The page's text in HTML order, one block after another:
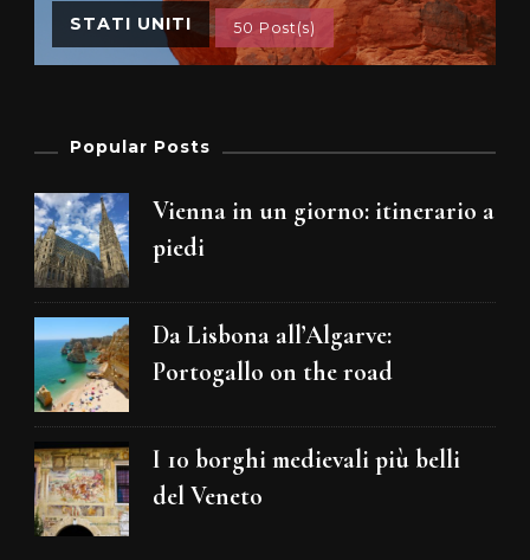
STATI UNITI 50 Post(s)
Popular Posts
Vienna in un giorno: itinerario a
piedi
Da Lisbona all’Algarve:
Portogallo on the road
I 10 borghi medievali più belli
del Veneto